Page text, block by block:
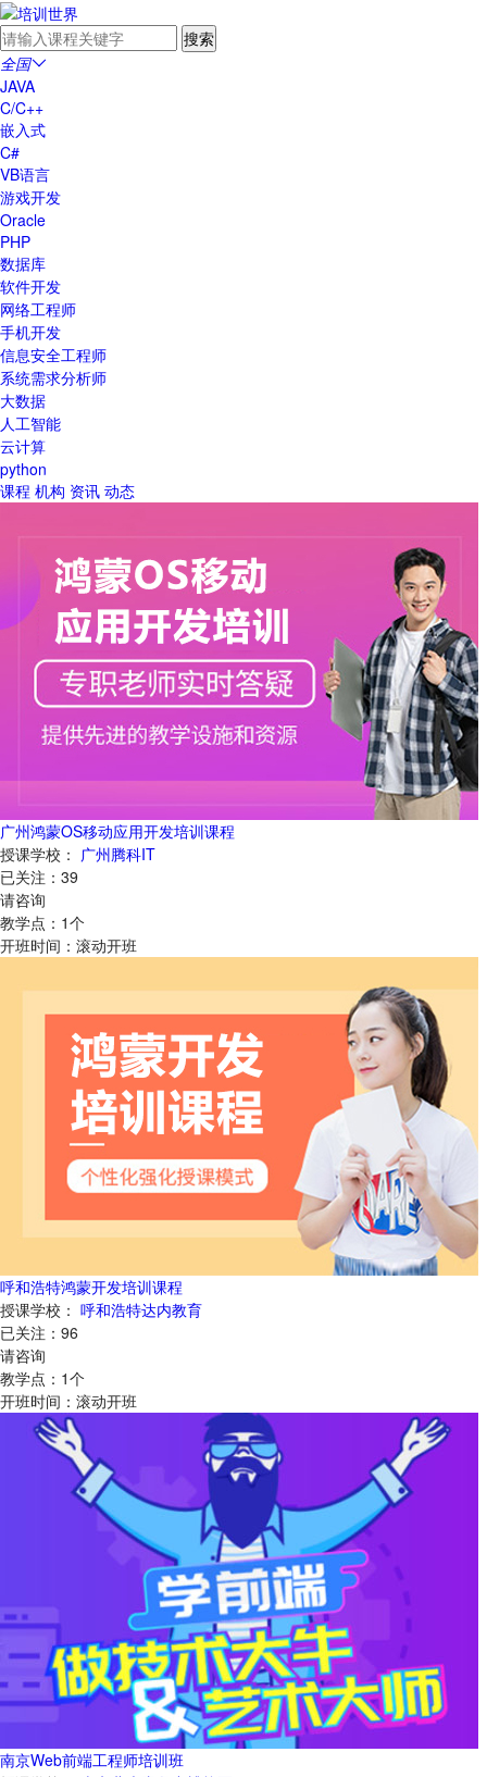
全国
JAVA
C/C++
嵌入式
C#
VB语言
游戏开发
Oracle
PHP
数据库
软件开发
网络工程师
手机开发
信息安全工程师
系统需求分析师
大数据
人工智能
云计算
python
课程 机构 资讯 动态
广州鸿蒙OS移动应用开发培训课程
授课学校： 广州腾科IT
已关注： 39
请咨询
教学点： 1个
开班时间： 滚动开班
呼和浩特鸿蒙开发培训课程
授课学校： 呼和浩特达内教育
已关注： 96
请咨询
教学点： 1个
开班时间： 滚动开班
南京Web前端工程师培训班